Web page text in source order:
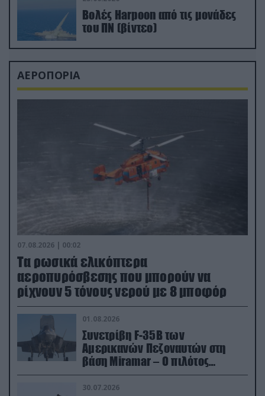
Βολές Harpoon από τις μονάδες
του ΠΝ (βίντεο)
ΑΕΡΟΠΟΡΙΑ
07.08.2026 | 00:02
Τα ρωσικά ελικόπτερα
αεροπυρόσβεσης που μπορούν να
ρίχνουν 5 τόνους νερού με 8 μποφόρ
01.08.2026
Συνετρίβη F-35B των
Αμερικανών Πεζοναυτών στη
βάση Miramar – Ο πιλότος
εκτινάχθηκε εγκαίρως
30.07.2026